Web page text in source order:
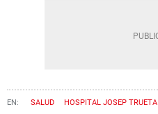
SALUD HOSPITAL JOSEP TRUETA